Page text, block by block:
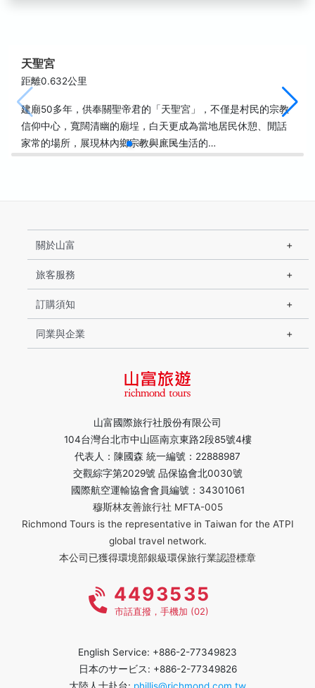
天聖宮
距離0.632公里
建廟50多年，供奉關聖帝君的「天聖宮」，不僅是村民的宗教
信仰中心，寬闊清幽的廟埕，白天更成為當地居民休憩、閒話
家常的場所，展現林內鄉宗教與庶民生活的…
山富國際旅行社股份有限公司
104台灣台北市中山區南京東路2段85號4樓
代表人：陳國森 統一編號：22888987
交觀綜字第2029號 品保協會北0030號
國際航空運輸協會會員編號：34301061
穆斯林友善旅行社 MFTA-005
Richmond Tours is the representative in Taiwan for the ATPI
global travel network.
本公司已獲得環境部銀級環保旅行業認證標章
關於山富
旅客服務
訂購須知
同業與企業
4493535
市話直撥，手機加 (02)
English Service: +886-2-77349823
日本のサービス: +886-2-77349826